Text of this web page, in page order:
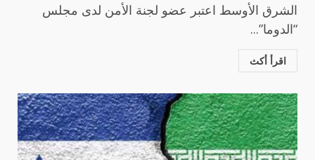
الشرق الأوسط اعتبر عضو لجنة الأمن لدى مجلس
“الدوما”...
اقرأ أكث